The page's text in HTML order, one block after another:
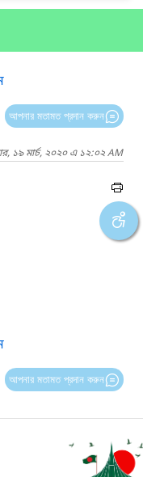
আপনার মতামত প্রদান করুন
১৯ মার্চ, ২০২০ এ ১২:০২ AM
আপনার মতামত প্রদান করুন